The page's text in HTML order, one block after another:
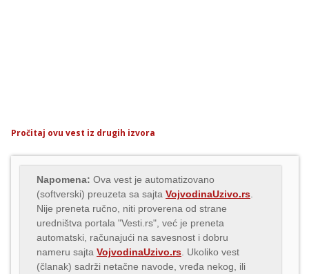
Pročitaj ovu vest iz drugih izvora
Napomena: Ova vest je automatizovano
(softverski) preuzeta sa sajta VojvodinaUzivo.rs
Nije preneta ručno, niti proverena od strane
uredništva portala "Vesti.rs", već je preneta
automatski, računajući na savesnost i dobru
nameru sajta VojvodinaUzivo.rs . Ukoliko vest
(članak) sadrži netačne navode, vređa nekog, ili